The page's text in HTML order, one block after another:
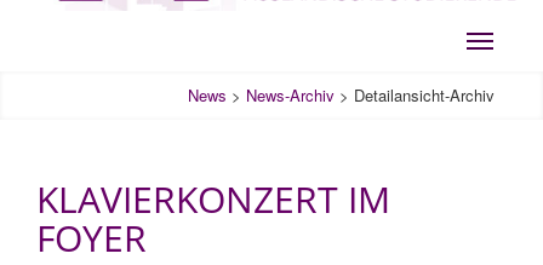
Toggle
News > News-Archiv > Detailansicht-Archiv
KLAVIERKONZERT IM
FOYER